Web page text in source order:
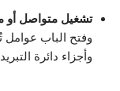
تشغيل متواصل أو
وفتح الباب
وأجزاء دائرة